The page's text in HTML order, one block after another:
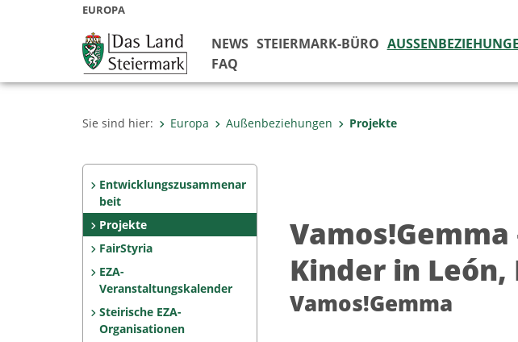
EUROPA
NEWS STEIERMARK-BÜRO AUSSENBEZIEHUNGEN
FAQ
Sie sind hier: Europa Außenbeziehungen Projekte
Entwicklungszusammenar
beit
Projekte
FairStyria
EZA-
Veranstaltungskalender
Steirische EZA-
Organisationen
Kinder in León,
Vamos!Gemma